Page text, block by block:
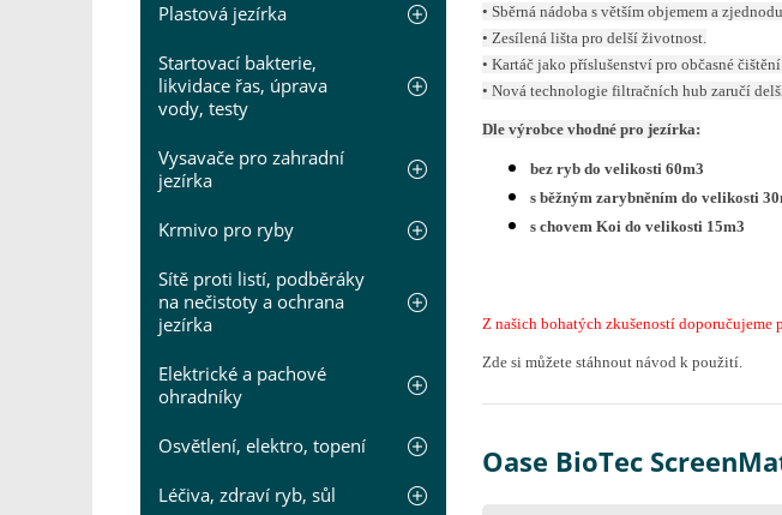
Plastová jezírka
Startovací bakterie,
likvidace řas, úprava
vody, testy
Vysavače pro zahradní
jezírka
Krmivo pro ryby
Sítě proti listí, podběráky
na nečistoty a ochrana
jezírka
Elektrické a pachové
ohradníky
Osvětlení, elektro, topení
Léčiva, zdraví ryb, sůl
• Sběrná nádoba s větším objemem a
• Zesílená lišta pro delší životnost.
• Kartáč jako příslušenství pro občasné
• Nová technologie filtračních hub zaručí
Dle výrobce vhodné pro jezírka:
bez ryb do velikosti 60m3
s běžným zarybněním do velikosti
s chovem Koi do velikosti 15m3
Z našich bohatých zkušeností
Zde si můžete stáhnout návod k použití.
Oase BioTec